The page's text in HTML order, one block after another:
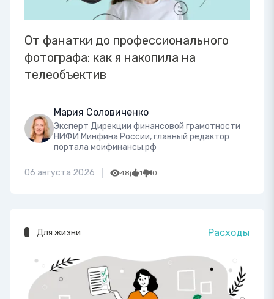
От фанатки до профессионального
фотографа: как я накопила на
телеобъектив
Мария Соловиченко
Эксперт Дирекции финансовой грамотности
НИФИ Минфина России, главный редактор
портала моифинансы.рф
06 августа 2026 48 1 0
Для жизни Расходы